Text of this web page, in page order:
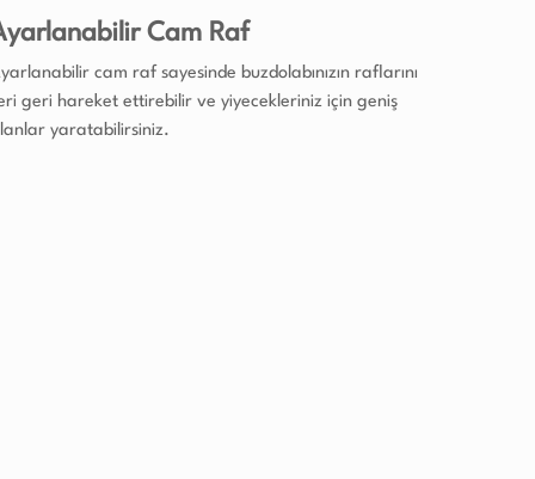
Cam Raf
cam raf sayesinde buzdolabınızın raflarını
geri hareket ettirebilir ve yiyecekleriniz için geniş
yaratabilirsiniz.